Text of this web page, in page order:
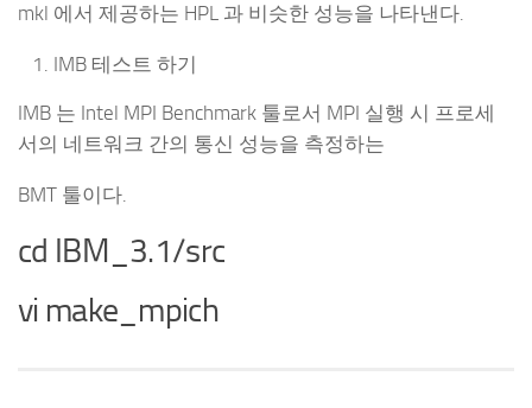
mkl 에서 제공하는 HPL 과 비슷한 성능을 나타낸다.
IMB 테스트 하기
IMB 는 Intel MPI Benchmark 툴로서 MPI 실행 시 프로세
서의 네트워크 간의 통신 성능을 측정하는
BMT 툴이다.
cd IBM_3.1/src
vi make_mpich